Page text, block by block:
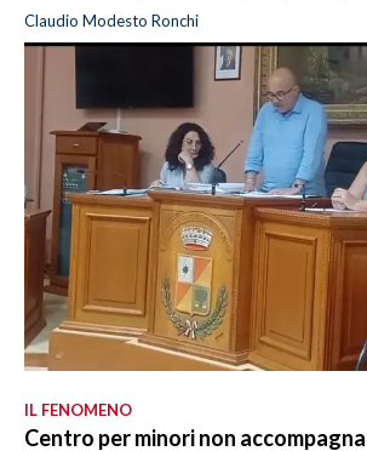
Claudio Modesto Ronchi
IL FENOMENO
Centro per minori non